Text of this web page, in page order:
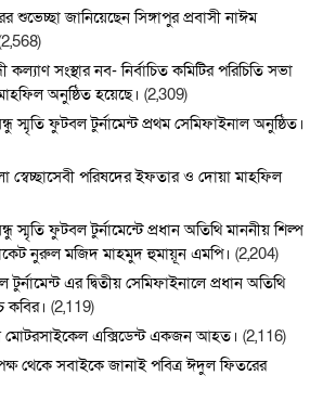
শুভেচ্ছা জানিয়েছেন সিঙ্গাপুর প্রবাসী নাঈম
কল্যাণ সংস্থার নব- নির্বাচিত কমিটির পরিচিতি সভা
অনুষ্ঠিত হয়েছে। (2,309)
স্মৃতি ফুটবল টুর্নামেন্ট প্রথম সেমিফাইনাল অনুষ্ঠিত।
পরিষদের ইফতার ও দোয়া মাহফিল
স্মৃতি ফুটবল টুর্নামেন্টে প্রধান অতিথি মাননীয় শিল্প
নুরুল মজিদ মাহমুদ হুমায়ূন এমপি। (2,204)
টুর্নামেন্ট এর দ্বিতীয় সেমিফাইনালে প্রধান অতিথি
(2,119)
মোটরসাইকেল এক্সিডেন্ট একজন আহত। (2,116)
থেকে সবাইকে জানাই পবিত্র ঈদুল ফিতরের